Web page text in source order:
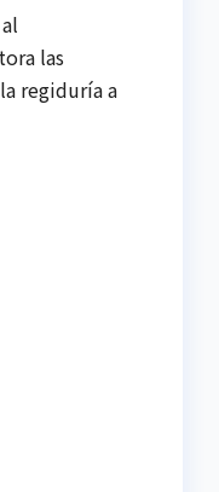
las
regiduría a